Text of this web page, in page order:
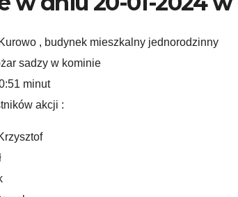
, budynek mieszkalny jednorodzinny
sadzy w kominie
minut
akcji :